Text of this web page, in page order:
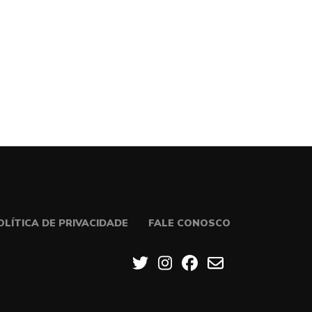
DE PRIVACIDADE FALE CONOSCO